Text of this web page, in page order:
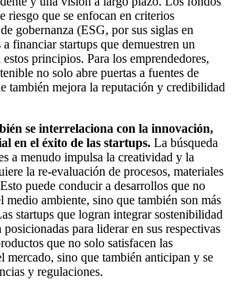
riesgo que se enfocan en criterios
gobernanza (ESG, por sus siglas en
financiar startups que demuestren un
principios. Para los emprendedores,
no solo abre puertas a fuentes de
también mejora la reputación y credibilidad
se interrelaciona con la innovación,
en el éxito de las startups. La búsqueda
a menudo impulsa la creatividad y la
la re-evaluación de procesos, materiales
puede conducir a desarrollos que no
medio ambiente, sino que también son más
startups que logran integrar sostenibilidad
para liderar en sus respectivas
que no solo satisfacen las
mercado, sino que también anticipan y se
y regulaciones.